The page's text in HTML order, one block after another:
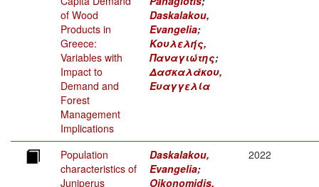
of Wood
Products in
Greece:
Variables with
Impact to
Demand and
Forest
Management
Implications
Daskalakou,
Evangelia;
Κουλελής,
Παναγιώτης;
Δασκαλάκου,
Ευαγγελία
Population
characteristics of
Juniperus
Daskalakou,
Evangelia;
Oikonomidis,
2022